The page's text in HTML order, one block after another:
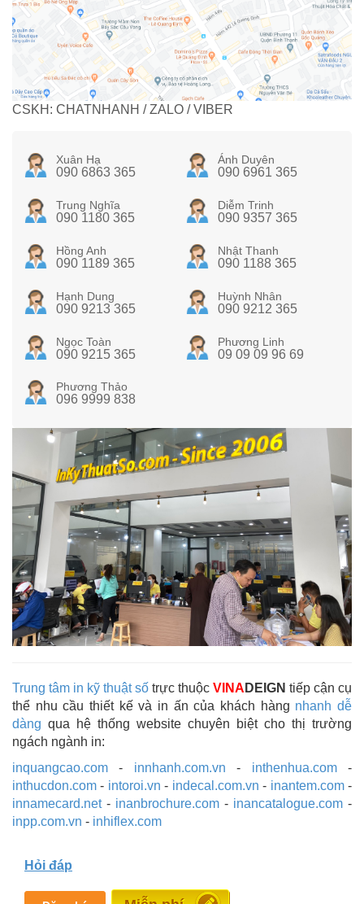
CSKH: CHATNHANH / ZALO / VIBER
Xuân Hạ
090 6863 365
Ánh Duyên
090 6961 365
Trung Nghĩa
090 1180 365
Diễm Trinh
090 9357 365
Hồng Anh
090 1189 365
Nhật Thanh
090 1188 365
Hạnh Dung
090 9213 365
Huỳnh Nhân
090 9212 365
Ngọc Toàn
090 9215 365
Phương Linh
09 09 09 96 69
Phương Thảo
096 9999 838
Trung tâm in kỹ thuật số trực thuộc VINA DEIGN tiếp cận cụ
thể nhu cầu thiết kế và in ấn của khách hàng nhanh dễ
dàng qua hệ thống website chuyên biệt cho thị trường
ngách ngành in:
inquangcao.com - innhanh.com.vn - inthenhua.com-
inthucdon.com - intoroi.vn - indecal.com.vn - inantem.com-
innamecard.net- inanbrochure.com - inancatalogue.com -
inpp.com.vn - inhiflex.com
Hỏi đáp